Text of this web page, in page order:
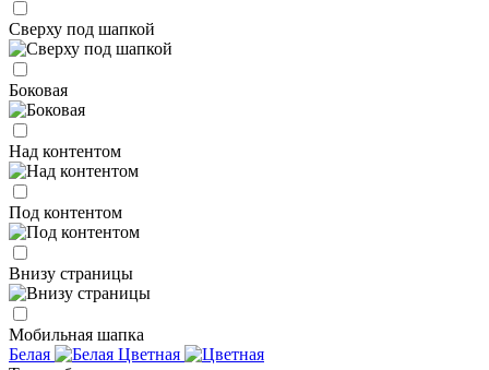
Сверху под шапкой
Боковая
Над контентом
Под контентом
Внизу страницы
Мобильная шапка
Белая
Цветная